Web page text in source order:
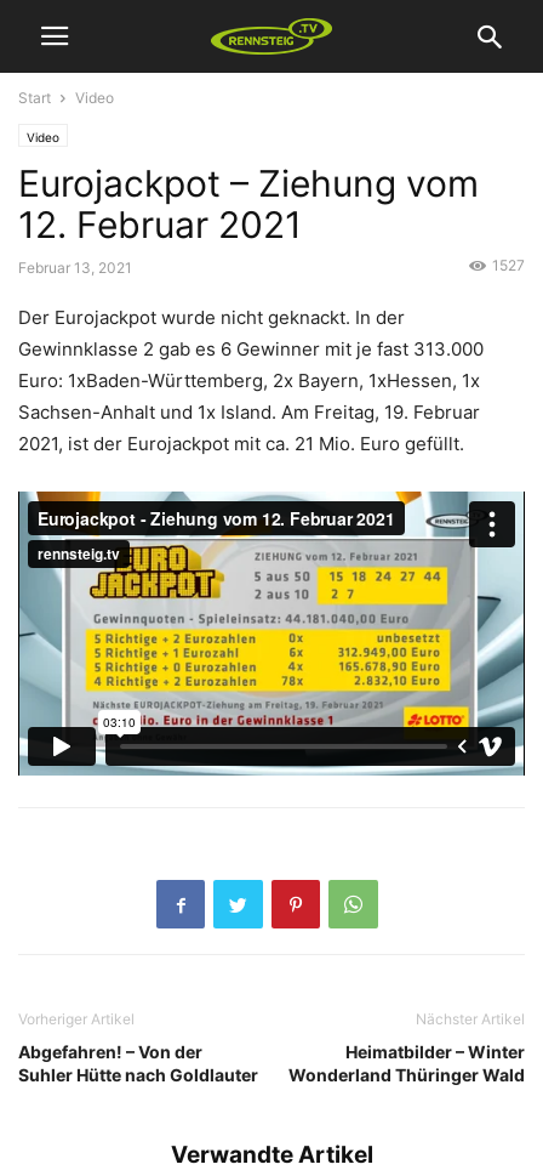
Start Video
Video
Eurojackpot – Ziehung vom
12. Februar 2021
Februar 13, 2021 1527
Der Eurojackpot wurde nicht geknackt. In der
Gewinnklasse 2 gab es 6 Gewinner mit je fast 313.000
Euro: 1xBaden-Württemberg, 2x Bayern, 1xHessen, 1x
Sachsen-Anhalt und 1x Island. Am Freitag, 19. Februar
2021, ist der Eurojackpot mit ca. 21 Mio. Euro gefüllt.
Vorheriger Artikel
Abgefahren! – Von der
Suhler Hütte nach Goldlauter
Nächster Artikel
Heimatbilder – Winter
Wonderland Thüringer Wald
Verwandte Artikel